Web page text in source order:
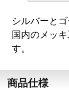
シルバーと
国内のメッ
す。
商品仕様